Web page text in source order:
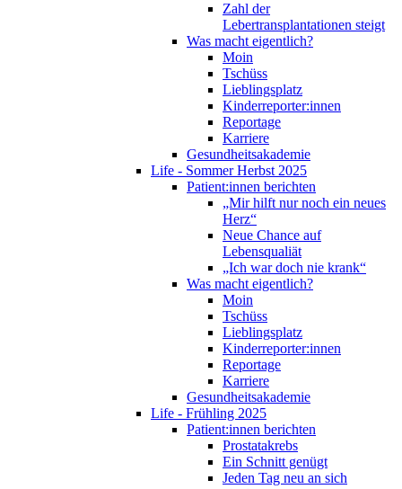
Zahl der
Lebertransplantationen steigt
Was macht eigentlich?
Moin
Tschüss
Lieblingsplatz
Kinderreporter:innen
Reportage
Karriere
Gesundheitsakademie
Life - Sommer Herbst 2025
Patient:innen berichten
„Mir hilft nur noch ein neues
Herz“
Neue Chance auf
Lebensqualiät
„Ich war doch nie krank“
Was macht eigentlich?
Moin
Tschüss
Lieblingsplatz
Kinderreporter:innen
Reportage
Karriere
Gesundheitsakademie
Life - Frühling 2025
Patient:innen berichten
Prostatakrebs
Ein Schnitt genügt
Jeden Tag neu an sich